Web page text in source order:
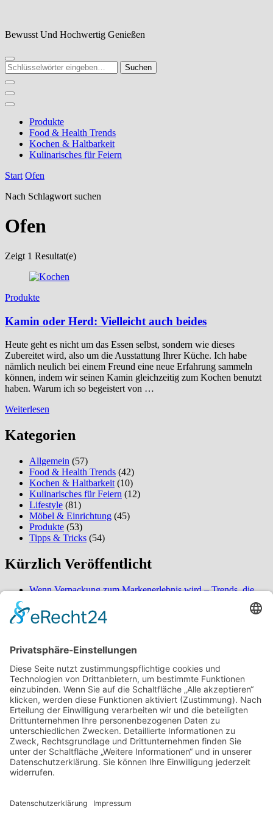
springen
Bewusst Und Hochwertig Genießen
Suchst
du
nach
etwas?
Produkte
Food & Health Trends
Kochen & Haltbarkeit
Kulinarisches für Feiern
Start Ofen
Nach Schlagwort suchen
Ofen
Zeigt 1 Resultat(e)
Produkte
Kamin oder Herd: Vielleicht auch beides
Heute geht es nicht um das Essen selbst, sondern wie dieses
Zubereitet wird, also um die Ausstattung Ihrer Küche. Ich habe
nämlich neulich bei einem Freund eine neue Erfahrung sammeln
können, indem wir seinen Kamin gleichzeitig zum Kochen benutzt
haben. Warum ich so begeistert von …
Weiterlesen
Kategorien
Allgemein (57)
Food & Health Trends (42)
Kochen & Haltbarkeit (10)
Kulinarisches für Feiern (12)
Lifestyle (81)
Möbel & Einrichtung (45)
Produkte (53)
Tipps & Tricks (54)
Kürzlich Veröffentlicht
Wenn Verpackung zum Markenerlebnis wird – Trends, die
So verwandeln Sie Ihren Außenbereich in eine ordentliche
Oase – überraschende Gestaltungsideen für mehr Komfort
Sie den Unterschied bei digitaler Buchung und naturnaher
Umgebung
Über mich
Schön dich auf meinem Food-Blog
begrüßen zu können!
Hallo! Ich heiße Nico und bin 22 Jahre alt. Ich interessiere mich
Horizont erweitert. Ich möchte meine Erfahrungen rund um Food-